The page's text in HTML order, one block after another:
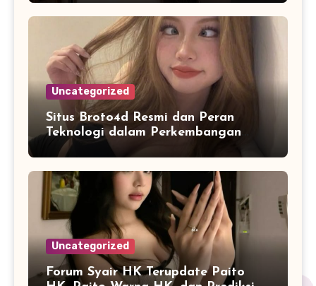
Uncategorized
Situs Broto4d Resmi dan Peran
Teknologi dalam Perkembangan
Platform Online
Uncategorized
Forum Syair HK Terupdate Paito